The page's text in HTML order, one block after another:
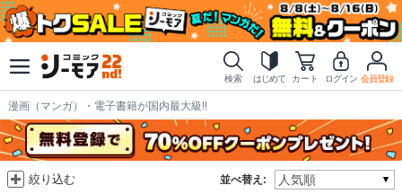
検索 はじめて カート ログイン 会員登録
漫画（マンガ）・電子書籍が国内最大級!!
並べ替え:
絞り込む